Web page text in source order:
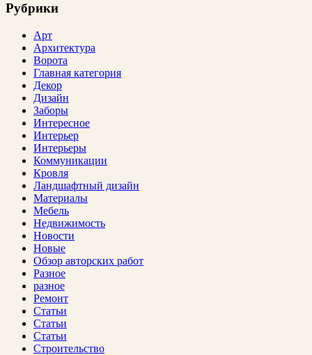
Рубрики
Арт
Архитектура
Ворота
Главная категория
Декор
Дизайн
Заборы
Интересное
Интерьер
Интерьеры
Коммуникации
Кровля
Ландшафтный дизайн
Материалы
Мебель
Недвижимость
Новости
Новые
Обзор авторских работ
Разное
разное
Ремонт
Статьи
Статьи
Статьи
Строительство